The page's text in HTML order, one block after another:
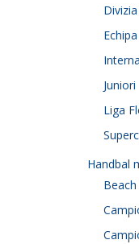
Juniori
Liga
Handbal